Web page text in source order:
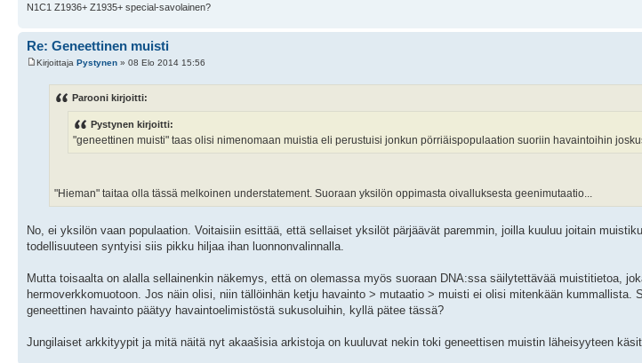
N1C1 Z1936+ Z1935+ special-savolainen?
Re: Geneettinen muisti
Kirjoittaja Pystynen » 08 Elo 2014 15:56
Parooni kirjoitti:
Pystynen kirjoitti:
"geneettinen muisti" taas olisi nimenomaan muistia eli perustuisi jonkun pörriäispopulaation suoriin havaintoihin
"Hieman" taitaa olla tässä melkoinen understatement. Suoraan yksilön oppimasta oivalluksesta geenimutaatio...
No, ei yksilön vaan populaation. Voitaisiin esittää, että sellaiset yksilöt pärjäävät paremmin, joilla kuuluu joitain
todellisuuteen syntyisi siis pikku hiljaa ihan luonnonvalinnalla.
Mutta toisaalta on alalla sellainenkin näkemys, että on olemassa myös suoraan DNA:ssa säilytettävää muistitietoa,
hermoverkkomuotoon. Jos näin olisi, niin tällöinhän ketju havainto > mutaatio > muisti ei olisi mitenkään kummallista.
geneettinen havainto päätyy havaintoelimistöstä sukusoluihin, kyllä pätee tässä?
Jungilaiset arkkityypit ja mitä näitä nyt akaašisia arkistoja on kuuluvat nekin toki geneettisen muistin läheisyyteen